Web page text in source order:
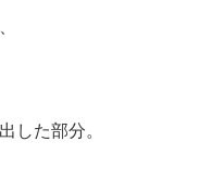
した部分。